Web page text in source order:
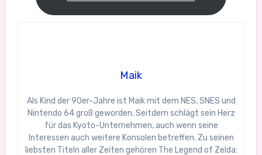
Maik
Als Kind der 90er-Jahre ist Maik mit dem NES, SNES und
Nintendo 64 groß geworden. Seitdem schlägt sein Herz
für das Kyoto-Unternehmen, auch wenn seine
Interessen auch weitere Konsolen betreffen. Zu seinen
liebsten Titeln aller Zeiten gehören The Legend of Zelda: